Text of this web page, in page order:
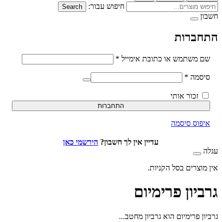
חיפוש עבור: Search
משתמש או כתובת אימייל*חובה
*חובה
זכור אותי
התחברות
סיסמה
עדיין אין לך חשבון?הירשמי כאן
בסל הקניות.
פרימיום
פרימיום הוא גרביון מחטב...